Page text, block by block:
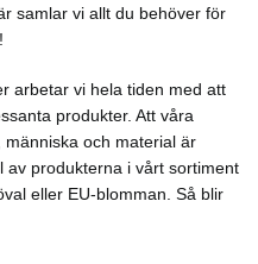
samlar vi allt du behöver för
arbetar vi hela tiden med att
produkter. Att våra
och material är
av produkterna i vårt sortiment
eller EU-blomman. Så blir